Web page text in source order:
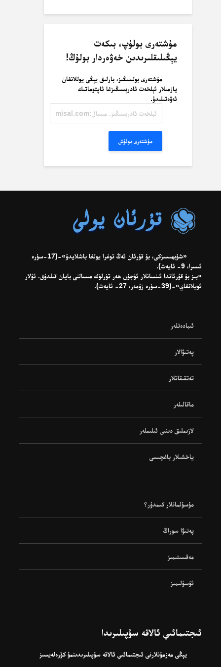
مۇشتەرى بولۇپ، بىكەت
يېڭىلىقلىرىدىن خەۋەردار بولۇڭ!
مۇشتەرى بولسىڭىز، بارلىق يېڭى يوللانغان
يازمىلار ئېلخەت ئادرېسىڭىزغا ئاپتوماتىك
ئەۋەتىلىدۇ.
ئادرېسىڭىز.
مۇشتەرى بولۇش
«شۈبھىسىزكى، بۇ قۇرئان ئەڭ توغرا يولغا باشلايدۇ»-(17-سۈرە
ئىسرا، 9- ئايەت).
«بىز بۇ قۇرئاندا ئىنسانلار ئۈچۈن ھەر تۈرلۈك مىسالنى بايان قىلدۇق. ئۇلار
ئويلانغاي»-(39-سۈرە زۇمەر، 27- ئايەت).
ئىبادەتلەر
پەتىۋالار
تەتقىقاتلار
ماقالىلەر
لازىملىق دىنىي ئىلىملەر
ياخشىلار باغچىسى
مۇسۇلمانلار كىمدۇر؟
پەتىۋا سوراڭ
مەقسىتىمىز
ئۇسۇلىمىز
ئىجتىمائىي ئالاقە سۇپىلىرىدا
يېڭى مەزمۇنلارنى ئىجتىمائىي ئالاقە سۇپىلىرىدىنمۇ كۆرەلەيسىز